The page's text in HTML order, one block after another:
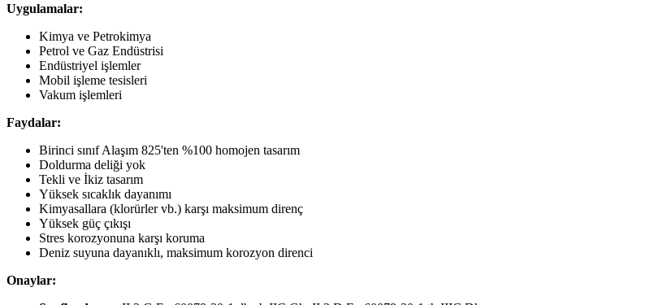
Uygulamalar:
Kimya ve Petrokimya
Petrol ve Gaz Endüstrisi
Endüstriyel işlemler
Mobil işleme tesisleri
Vakum işlemleri
Faydalar:
Birinci sınıf Alaşım 825'ten %100 homojen tasarım
Doldurma deliği yok
Tekli ve İkiz tasarım
Yüksek sıcaklık dayanımı
Kimyasallara (klorürler vb.) karşı maksimum direnç
Yüksek güç çıkışı
Stres korozyonuna karşı koruma
Deniz suyuna dayanıklı, maksimum korozyon direnci
Onaylar: